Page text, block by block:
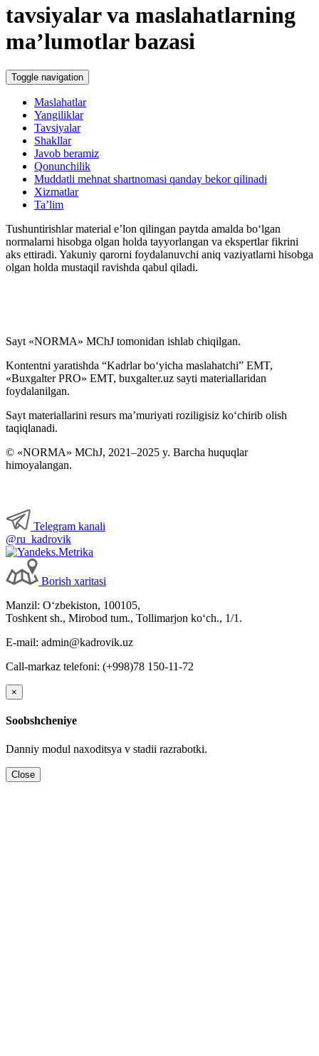
tavsiyalar va maslahatlarning
ma’lumotlar bazasi
Toggle navigation
Maslahatlar
Yangiliklar
Tavsiyalar
Shakllar
Javob beramiz
Qonunchilik
Muddatli mehnat shartnomasi qanday bekor qilinadi
Xizmatlar
Ta’lim
Tushuntirishlar material e’lon qilingan paytda amalda boʻlgan
normalarni hisobga olgan holda tayyorlangan va ekspertlar fikrini
aks ettiradi. Yakuniy qarorni foydalanuvchi aniq vaziyatlarni hisobga
olgan holda mustaqil ravishda qabul qiladi.
Sayt «NORMA» MChJ tomonidan ishlab chiqilgan.
Kontentni yaratishda “Kadrlar boʻyicha maslahatchi” EMT,
«Buxgalter PRO» EMT, buxgalter.uz sayti materiallaridan
foydalanilgan.
Sayt materiallarini resurs ma’muriyati roziligisiz koʻchirib olish
taqiqlanadi.
© «NORMA» MChJ, 2021–2025 y. Barcha huquqlar
himoyalangan.
Telegram kanali
@ru_kadrovik
Borish хaritasi
Manzil: Oʻzbekiston, 100105,
Toshkent sh., Mirobod tum., Tollimarjon koʻch., 1/1.
E-mail: admin@kadrovik.uz
Call-markaz telefoni: (+998)78 150-11-72
×
Soobshcheniye
Danniy modul naхoditsya v stadii razrabotki.
Close